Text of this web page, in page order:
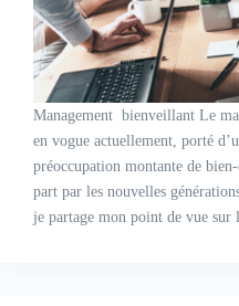
Management bienveillant Le
en vogue actuellement, porté
préoccupation montante de
part par les nouvelles
je partage mon point de vue